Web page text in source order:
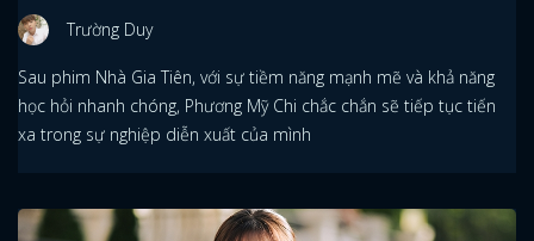
Trường Duy
Sau phim Nhà Gia Tiên, với sự tiềm năng mạnh mẽ và khả năng
học hỏi nhanh chóng, Phương Mỹ Chi chắc chắn sẽ tiếp tục tiến
xa trong sự nghiệp diễn xuất của mình